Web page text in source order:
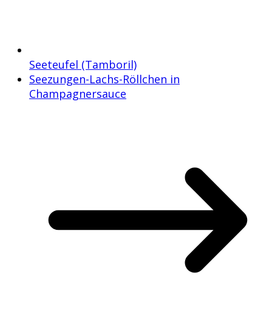
Seeteufel (Tamboril)
Seezungen-Lachs-Röllchen in
Champagnersauce